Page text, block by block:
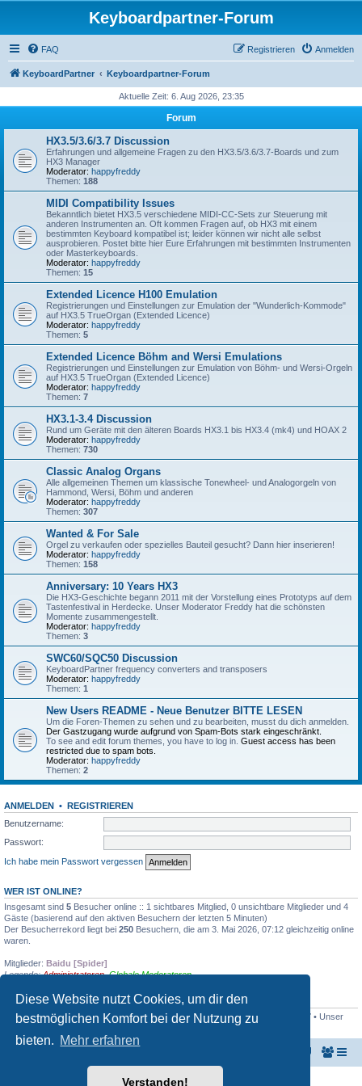
Diese Website nutzt Cookies, um dir den
bestmöglichen Komfort bei der Nutzung zu
bieten. Mehr erfahren
Verstanden!
Keyboardpartner-Forum
FAQ Anmelden
Registrieren
KeyboardPartner Keyboardpartner-Forum
Aktuelle Zeit: 6. Aug 2026, 23:35
Forum
HX3.5/3.6/3.7 Discussion
Erfahrungen und allgemeine Fragen zu den HX3.5/3.6/3.7-Boards und zum
HX3 Manager
Moderator: happyfreddy
Themen: 188
MIDI Compatibility Issues
Bekanntlich bietet HX3.5 verschiedene MIDI-CC-Sets zur Steuerung mit
anderen Instrumenten an. Oft kommen Fragen auf, ob HX3 mit einem
bestimmten Keyboard kompatibel ist; leider können wir nicht alle selbst
ausprobieren. Postet bitte hier Eure Erfahrungen mit bestimmten Instrumenten
oder Masterkeyboards.
Moderator: happyfreddy
Themen: 15
Extended Licence H100 Emulation
Registrierungen und Einstellungen zur Emulation der "Wunderlich-Kommode"
auf HX3.5 TrueOrgan (Extended Licence)
Moderator: happyfreddy
Themen: 5
Extended Licence Böhm and Wersi Emulations
Registrierungen und Einstellungen zur Emulation von Böhm- und Wersi-Orgeln
auf HX3.5 TrueOrgan (Extended Licence)
Moderator: happyfreddy
Themen: 7
HX3.1-3.4 Discussion
Rund um Geräte mit den älteren Boards HX3.1 bis HX3.4 (mk4) und HOAX 2
Moderator: happyfreddy
Themen: 730
Classic Analog Organs
Alle allgemeinen Themen um klassische Tonewheel- und Analogorgeln von
Hammond, Wersi, Böhm und anderen
Moderator: happyfreddy
Themen: 307
Wanted & For Sale
Orgel zu verkaufen oder spezielles Bauteil gesucht? Dann hier inserieren!
Moderator: happyfreddy
Themen: 158
Anniversary: 10 Years HX3
Die HX3-Geschichte begann 2011 mit der Vorstellung eines Prototyps auf dem
Tastenfestival in Herdecke. Unser Moderator Freddy hat die schönsten
Momente zusammengestellt.
Moderator: happyfreddy
Themen: 3
SWC60/SQC50 Discussion
KeyboardPartner frequency converters and transposers
Moderator: happyfreddy
Themen: 1
New Users README - Neue Benutzer BITTE LESEN
Um die Foren-Themen zu sehen und zu bearbeiten, musst du dich anmelden.
Der Gastzugang wurde aufgrund von Spam-Bots stark eingeschränkt.
To see and edit forum themes, you have to log in. Guest access has been
restricted due to spam bots.
Moderator: happyfreddy
Themen: 2
ANMELDEN • REGISTRIEREN
Benutzername:
Passwort:
Ich habe mein Passwort vergessen
WER IST ONLINE?
Insgesamt sind 5 Besucher online :: 1 sichtbares Mitglied, 0 unsichtbare Mitglieder und 4
Gäste (basierend auf den aktiven Besuchern der letzten 5 Minuten)
Der Besucherrekord liegt bei 250 Besuchern, die am 3. Mai 2026, 07:12 gleichzeitig online
waren.
Mitglieder: Baidu [Spider]
Legende:Administratoren,Globale Moderatoren
STATISTIK
Beiträge insgesamt8623 • Themen insgesamt1429 • Mitglieder insgesamt 427 • Unser
neuestes Mitglied:
Powered byphpBB® Forum Software © phpBB Limited